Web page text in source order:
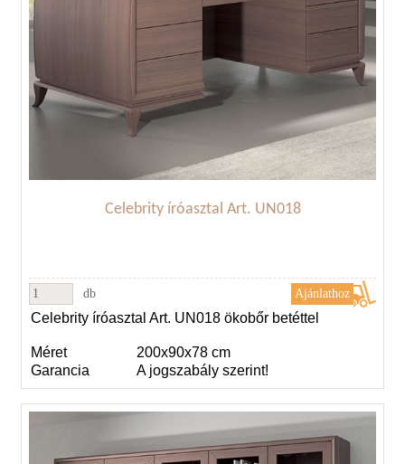
Celebrity íróasztal Art. UN018
db
Celebrity íróasztal Art. UN018 ökobőr betéttel
Méret
200x90x78 cm
Garancia
A jogszabály szerint!